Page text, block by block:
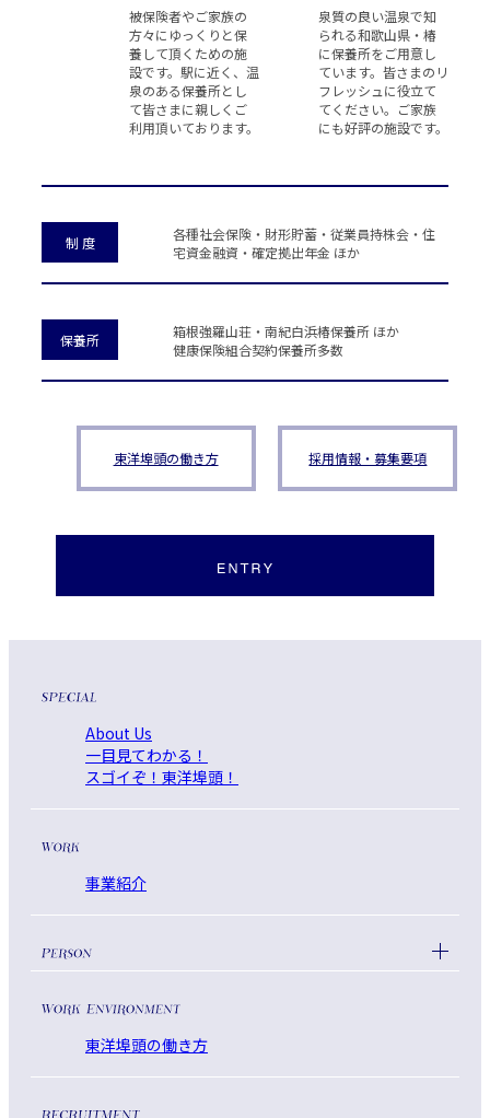
被保険者やご家族の
方々にゆっくりと保
養して頂くための施
設です。駅に近く、温
泉のある保養所とし
て皆さまに親しくご
利用頂いております。
泉質の良い温泉で知
られる和歌山県・椿
に保養所をご用意し
ています。皆さまのリ
フレッシュに役立て
てください。ご家族
にも好評の施設です。
制 度
各種社会保険・財形貯蓄・従業員持株会・住
宅資金融資・確定拠出年金 ほか
保養所
箱根強羅山荘・南紀白浜椿保養所 ほか
健康保険組合契約保養所多数
東洋埠頭の働き方 採用情報・募集要項
About Us
一目見てわかる！
スゴイぞ！東洋埠頭！
事業紹介
東洋埠頭の働き方